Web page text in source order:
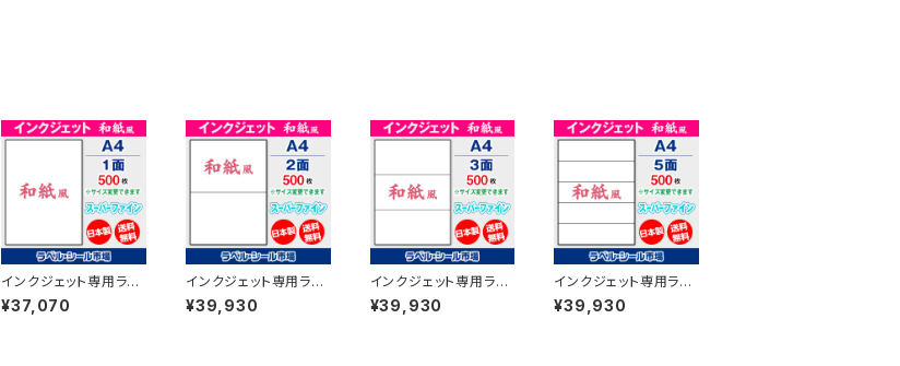
インクジェット専用ラベ
ルシール 和紙 A4-カッ
ト無し 500枚 スーパー
¥37,070
インクジェット専用ラベ
ルシール 和紙 A4-2面
500枚 スーパーファイ
¥39,930
インクジェット専用ラベ
ルシール 和紙 A4-3面
500枚 スーパーファイ
¥39,930
インクジェット専用ラベ
ルシール 和紙 A4-5面
500枚 スーパーファイ
¥39,930